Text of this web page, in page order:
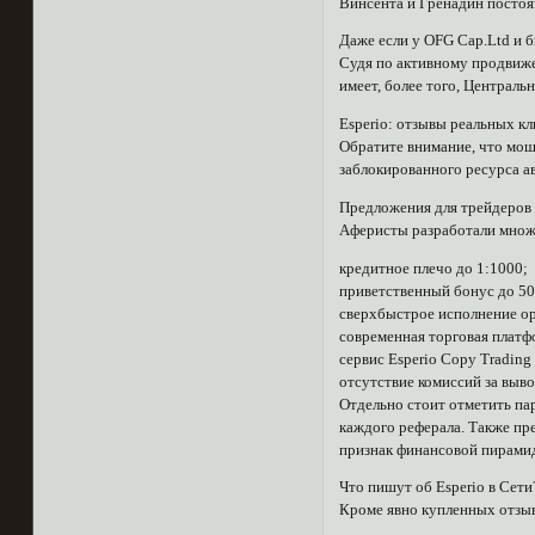
Даже если у OFG Cap.Ltd и
Судя по активному
имеет, более того,
Esperio: отзывы реальных
Обратите внимание, что
заблокированного ресурса
Предложения для трейдеров
Аферисты разработали
кредитное плечо до 1:1000;
приветственный бонус до
сверхбыстрое исполнение
современная торговая
сервис Esperio Copy
отсутствие комиссий за
Отдельно стоит отметить
каждого реферала. Также
признак финансовой
Что пишут об Esperio в
Кроме явно купленных